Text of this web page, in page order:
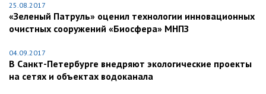
25.08.2017
«Зеленый Патруль» оценил технологии инновационных
очистных сооружений «Биосфера» МНПЗ
04.09.2017
В Санкт-Петербурге внедряют экологические проекты
на сетях и объектах водоканала